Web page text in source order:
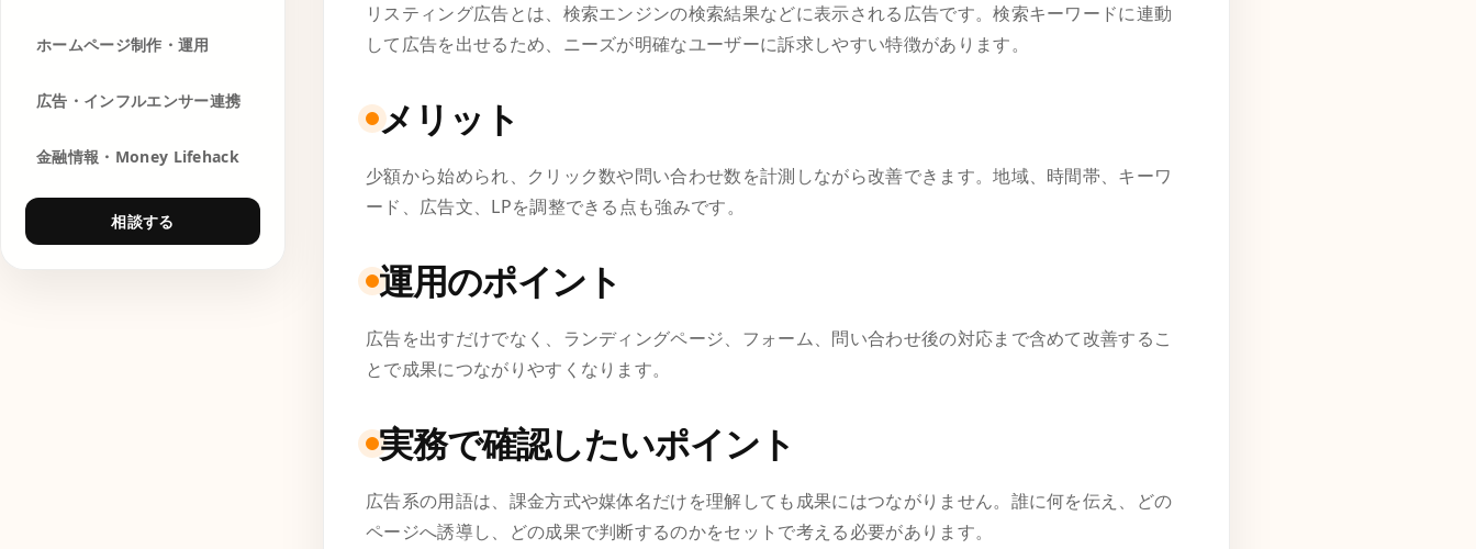
ホームページ制作・運用
広告・インフルエンサー連携
金融情報・Money Lifehack
相談する
リスティング広告とは、検索エンジンの検索結果などに表示される広告です。検索キーワードに連動
して広告を出せるため、ニーズが明確なユーザーに訴求しやすい特徴があります。
メリット
少額から始められ、クリック数や問い合わせ数を計測しながら改善できます。地域、時間帯、キーワ
ード、広告文、LPを調整できる点も強みです。
運用のポイント
広告を出すだけでなく、ランディングページ、フォーム、問い合わせ後の対応まで含めて改善するこ
とで成果につながりやすくなります。
実務で確認したいポイント
広告系の用語は、課金方式や媒体名だけを理解しても成果にはつながりません。誰に何を伝え、どの
ページへ誘導し、どの成果で判断するのかをセットで考える必要があります。